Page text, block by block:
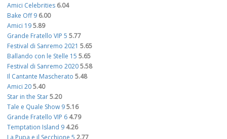
Amici Celebrities 6.04
Bake Off 9 6.00
Amici 195.89
Grande Fratello VIP 5 5.77
Festival di Sanremo 2021 5.65
Ballando con le Stelle 15 5.65
Festival di Sanremo 20205.58
Il Cantante Mascherato 5.48
Amici 205.40
Star in the Star5.20
Tale e Quale Show 95.16
Grande Fratello VIP 6 4.79
Temptation Island 9 4.26
La Pupa e il Secchione 5 2.77